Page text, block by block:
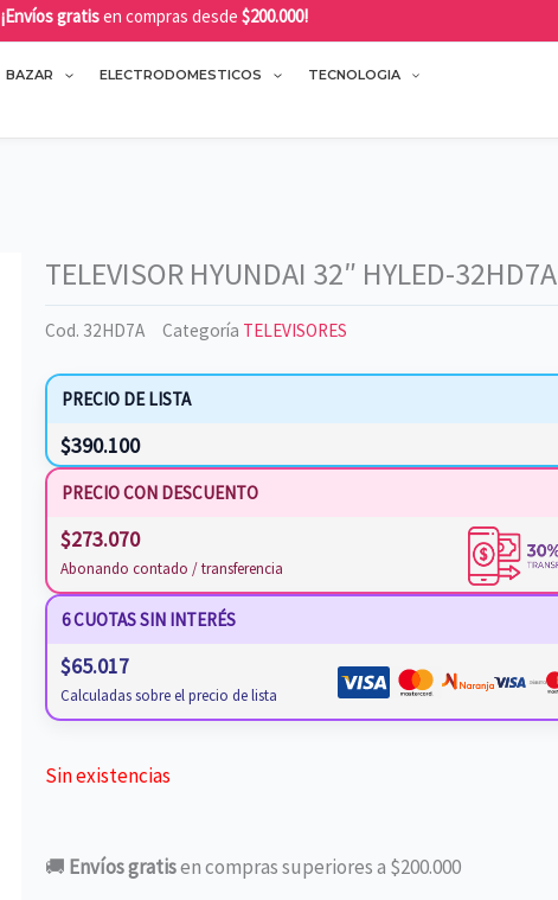
¡Envíos gratisen compras desde $200.000!
BAZAR ELECTRODOMESTICOS TECNOLOGIA
TELEVISOR HYUNDAI 32″ HYLED-32HD7A
Cod. 32HD7A Categoría TELEVISORES
PRECIO DE LISTA
$390.100
PRECIO CON DESCUENTO
$273.070
Abonando contado / transferencia
6 CUOTAS SIN INTERÉS
$65.017
Calculadas sobre el precio de lista
Sin existencias
🚚 Envíos gratisen compras superiores a $200.000